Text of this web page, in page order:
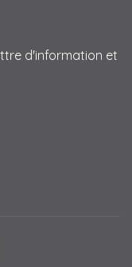
d'information et
LE COMPTE
VERS LE